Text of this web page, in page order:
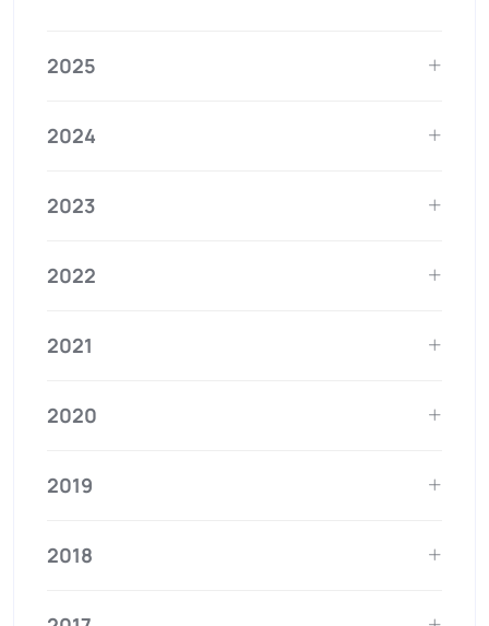
2025
2024
2023
2022
2021
2020
2019
2018